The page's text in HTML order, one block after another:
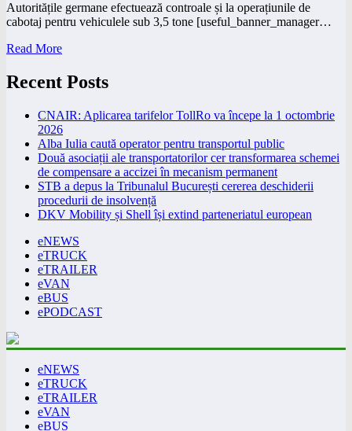
Autoritățile germane efectuează controale și la operațiunile de
cabotaj pentru vehiculele sub 3,5 tone [useful_banner_manager…
Read More
Recent Posts
CNAIR: Aplicarea tarifelor TollRo va începe la 1 octombrie
2026
Alba Iulia caută operator pentru transportul public
Două asociații ale transportatorilor cer transformarea schemei
de compensare a accizei în mecanism permanent
STB a depus la Tribunalul București cererea deschiderii
procedurii de insolvență
DKV Mobility și Shell își extind parteneriatul european
eNEWS
eTRUCK
eTRAILER
eVAN
eBUS
ePODCAST
eNEWS
eTRUCK
eTRAILER
eVAN
eBUS